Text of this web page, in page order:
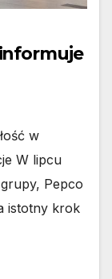
w
W lipcu
Pepco
istotny krok